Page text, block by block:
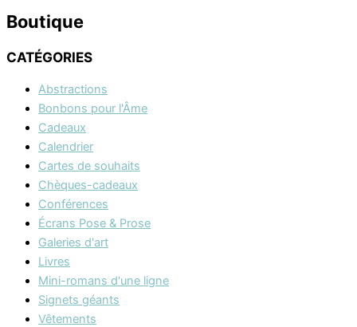
Boutique
CATÉGORIES
Abstractions
Bonbons pour l'Âme
Cadeaux
Calendrier
Cartes de souhaits
Chèques-cadeaux
Conférences
Écrans Pose & Prose
Galeries d'art
Livres
Mini-romans d'une ligne
Signets géants
Vêtements